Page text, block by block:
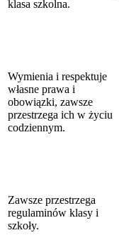
klasa szkolna.
Wymienia i respektuje
własne prawa i
obowiązki, zawsze
przestrzega ich w życiu
codziennym.
Zawsze przestrzega
regulaminów klasy i
szkoły.